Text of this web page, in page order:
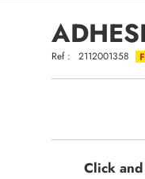
Ref : 2112001358
Click